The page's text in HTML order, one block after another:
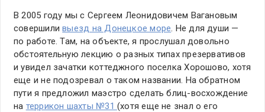
В 2005 году мы с Сергеем Леонидовичем Вагановым
совершиливыезд на Донецкое море. Не для души —
по работе. Там, на объекте, я прослушал довольно
обстоятельную лекцию о разных типах презервативов
и увидел зачатки коттеджного поселка Хорошово, хотя
еще и не подозревал о таком названии. На обратном
пути я предложил маэстро сделать блиц-восхождение
на террикон шахты №31 (хотя еще не знал о его